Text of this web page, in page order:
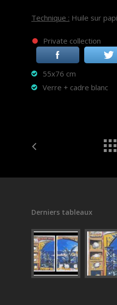
Technique : Huile sur
Private collection
55x76 cm
Verre + cadre blanc
Derniers tableaux